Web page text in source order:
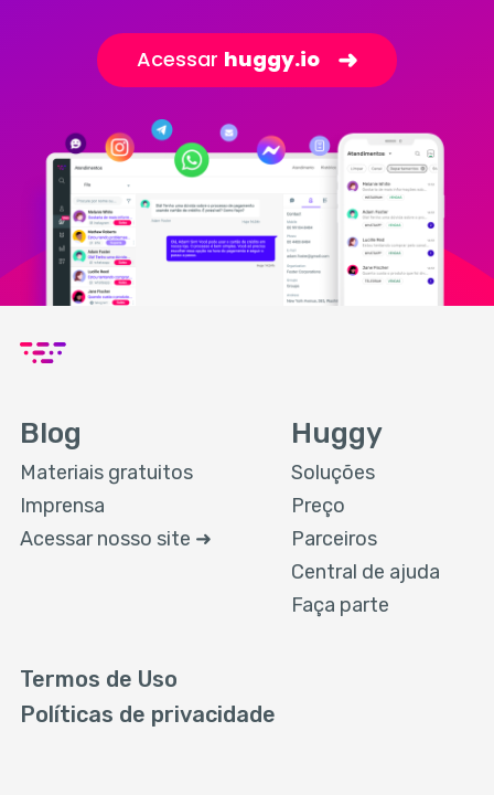
Acessar huggy.io ➜
Blog
Materiais gratuitos
Imprensa
Acessar nosso site ➜
Huggy
Soluções
Preço
Parceiros
Central de ajuda
Faça parte
Termos de Uso
Políticas de privacidade